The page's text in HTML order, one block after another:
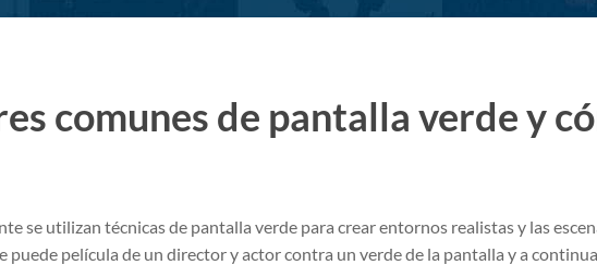
comunes de pantalla verde y
se utilizan técnicas de pantalla verde para crear entornos realistas y las
puede película de un director y actor contra un verde de la pantalla y a